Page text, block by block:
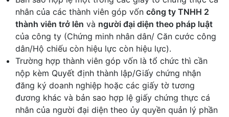
nhân của các thành viên góp vốn công ty TNHH 2
thành viên trở lên và người đại diện theo pháp luật
của công ty (Chứng minh nhân dân/ Căn cước công
dân/Hộ chiếu còn hiệu lực còn hiệu lực).
Trường hợp thành viên góp vốn là tổ chức thì cần
nộp kèm Quyết định thành lập/Giấy chứng nhận
đăng ký doanh nghiệp hoặc các giấy tờ tương
đương khác và bản sao hợp lệ giấy chứng thực cá
nhân của người đại diện theo ủy quyền quản lý phần